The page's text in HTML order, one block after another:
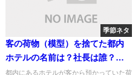
季節ネタ
客の荷物（模型）を捨てた都内
ホテルの名前は？社長は誰？対
応動画あり
都内にあるホテルが客から預かっていた荷